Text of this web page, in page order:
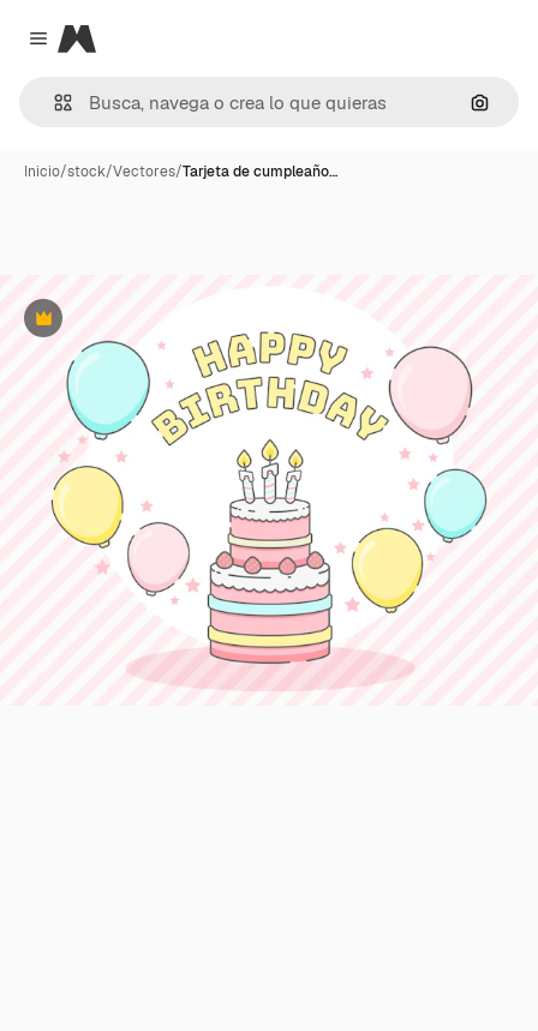
Close menu
Magnific
Inicio/stock/Vectores/Tarjeta de cumpleaño…
Premium